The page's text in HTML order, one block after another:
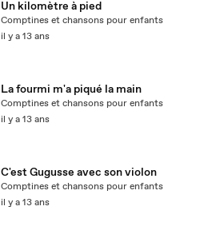
Un kilomètre à pied
Comptines et chansons pour enfants
il y a 13 ans
La fourmi m'a piqué la main
Comptines et chansons pour enfants
il y a 13 ans
C'est Gugusse avec son violon
Comptines et chansons pour enfants
il y a 13 ans